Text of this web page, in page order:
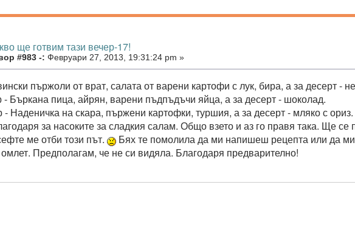
ще готвим тази вечер-17!
#983 -: Февруари 27, 2013, 19:31:24 pm »
пържоли от врат, салата от варени картофи с лук, бира, а за десерт -
- Бъркана пица, айрян, варени пъдпъдъчи яйца, а за десерт - шоколад.
- Наденичка на скара, пържени картофки, туршия, а за десерт - мляко с ориз.
за насоките за сладкия салам. Общо взето и аз го правя така. Ще се
ме отби този път.
Бях те помолила да ми напишеш рецепта или да
Предполагам, че не си видяла. Благодаря предварително!